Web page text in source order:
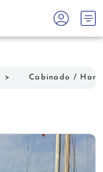
> Cabinado /